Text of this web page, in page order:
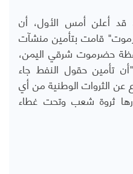
أعلن أمس الأول، أن
قامت بتأمين منشآت
حضرموت شرقي اليمن،
تأمين حقول النفط جاء
عن الثروات الوطنية من أي
ثروة شعب وتحت غطاء